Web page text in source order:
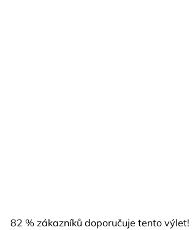
82 % zákazníků doporučuje tento výlet!